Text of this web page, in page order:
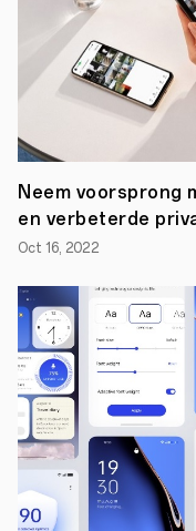
Neem voorsprong
en verbeterde
Oct 16, 2022